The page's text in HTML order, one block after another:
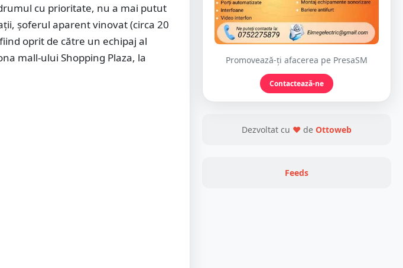
cu prioritate, nu a mai putut
șoferul aparent vinovat (circa 20
oprit de către un echipaj al
mall-ului Shopping Plaza, la
Promovează-ți afacerea pe PresaSM
Contactează-ne
Dezvoltat cu ❤ de Ottoweb
Feeds